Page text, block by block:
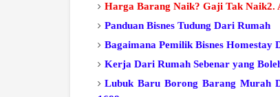
Harga Barang Naik? Gaji Tak Naik2.
Panduan Bisnes Tudung Dari Rumah
Bagaimana Pemilik Bisnes Homestay
Kerja Dari Rumah Sebenar yang
Lubuk Baru Borong Barang Murah